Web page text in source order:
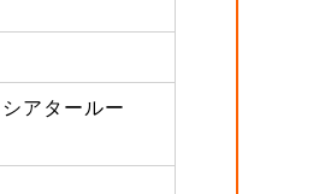
アタールー